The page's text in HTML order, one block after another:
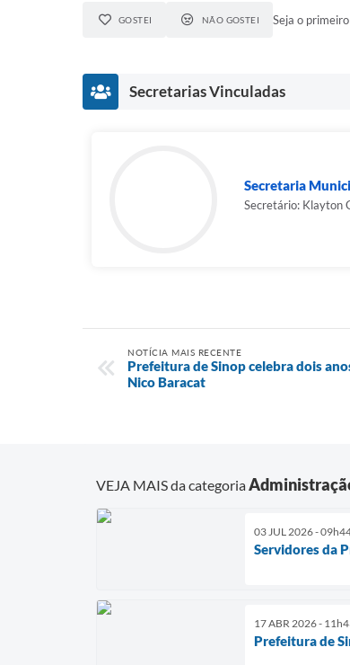
GOSTEI NÃO GOSTEI Seja o
Secretarias Vinculadas
Secretaria
Secretário: Klayton
NOTÍCIA MAIS RECENTE
Prefeitura de Sinop celebra dois
Nico Baracat
VEJA MAIS da categoria
03 JUL 2026 -
Servidores da
17 ABR 2026 -
Prefeitura de